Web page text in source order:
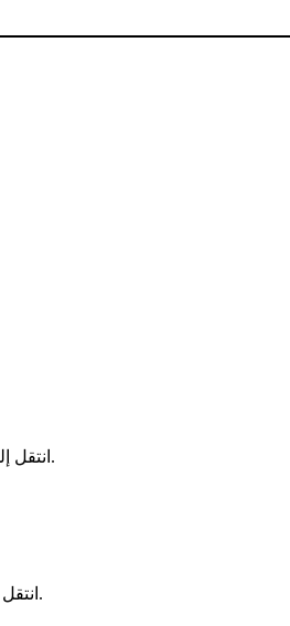
افتح Journey، انتقل إلى الإعدادات > البيانات والخدمات السحابية > حدد خدمة سحابية > استيراد.
افتح Journey، انتقل إلى التفضيلات > البيانات والخدمات السحابية > حدد خدمة سحابية > استيراد.